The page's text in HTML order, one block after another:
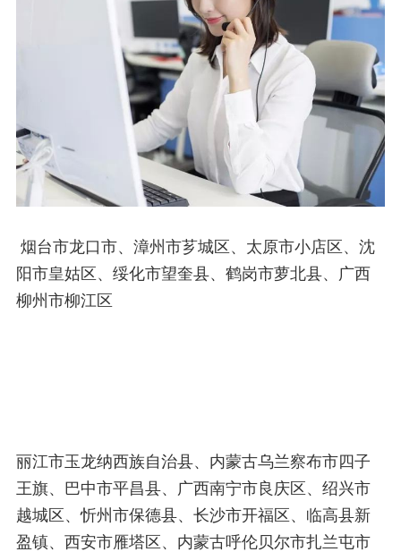
烟台市龙口市、漳州市芗城区、太原市小店区、沈
阳市皇姑区、绥化市望奎县、鹤岗市萝北县、广西
柳州市柳江区
丽江市玉龙纳西族自治县、内蒙古乌兰察布市四子
王旗、巴中市平昌县、广西南宁市良庆区、绍兴市
越城区、忻州市保德县、长沙市开福区、临高县新
盈镇、西安市雁塔区、内蒙古呼伦贝尔市扎兰屯市